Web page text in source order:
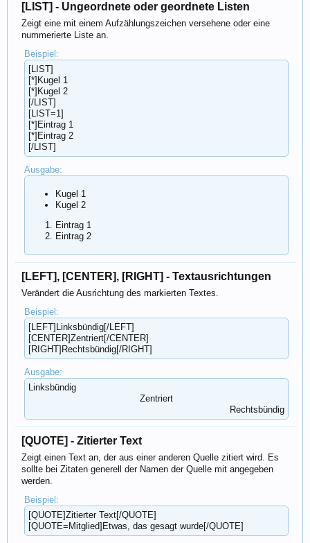
[LIST] - Ungeordnete oder geordnete Listen
Zeigt eine mit einem Aufzählungszeichen versehene oder eine
nummerierte Liste an.
Beispiel:
[LIST]
[*]Kugel 1
[*]Kugel 2
[/LIST]
[LIST=1]
[*]Eintrag 1
[*]Eintrag 2
[/LIST]
Ausgabe:
Kugel 1
Kugel 2
Eintrag 1
Eintrag 2
[LEFT], [CENTER], [RIGHT] - Textausrichtungen
Verändert die Ausrichtung des markierten Textes.
Beispiel:
[LEFT]Linksbündig[/LEFT]
[CENTER]Zentriert[/CENTER]
[RIGHT]Rechtsbündig[/RIGHT]
Ausgabe:
Linksbündig​
Zentriert​
Rechtsbündig​
[QUOTE] - Zitierter Text
Zeigt einen Text an, der aus einer anderen Quelle zitiert wird. Es
sollte bei Zitaten generell der Namen der Quelle mit angegeben
werden.
Beispiel:
[QUOTE]Zitierter Text[/QUOTE]
[QUOTE=Mitglied]Etwas, das gesagt wurde[/QUOTE]